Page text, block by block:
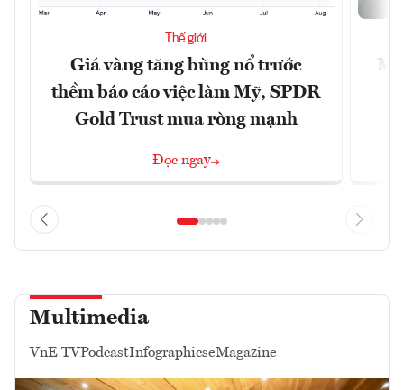
Thế giới
Giá vàng tăng bùng nổ trước
thềm báo cáo việc làm Mỹ, SPDR
Gold Trust mua ròng mạnh
Đọc ngay
Multimedia
VnE TVPodcastInfographicseMagazine